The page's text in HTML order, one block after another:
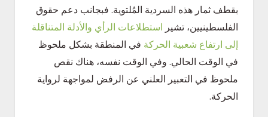
بقطف ثمار هذه السردية المُلتوية. فبجانب دعم حقوق
الفلسطينيين، تشير استطلاعات الرأي والأدلة المتناقلة
إلى ارتفاع شعبية الحركة في المنطقة بشكل ملحوظ
في الوقت الحالي. وفي الوقت نفسه، هناك نقص
ملحوظ في التعبير العلني عن الرفض لمواجهة لرواية
الحركة.